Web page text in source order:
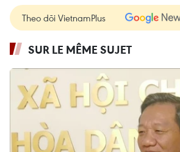
Theo dõi VietnamPlus
SUR LE MÊME SUJET